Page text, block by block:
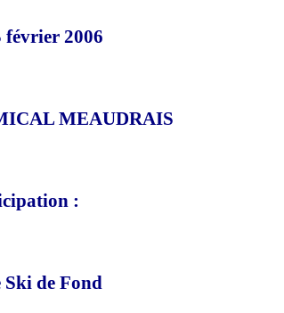
février 2006
MEAUDRAIS
:
Ski de Fond